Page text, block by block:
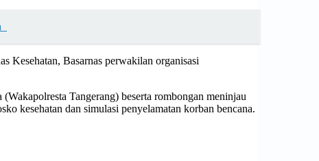
Kesehatan, Basarnas perwakilan organisasi
Tangerang) beserta rombongan meninjau
kesehatan dan simulasi penyelamatan korban bencana.